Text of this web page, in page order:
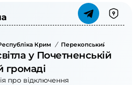
Крим / Перекопський Район
у Почетненській
громаді
про відключення